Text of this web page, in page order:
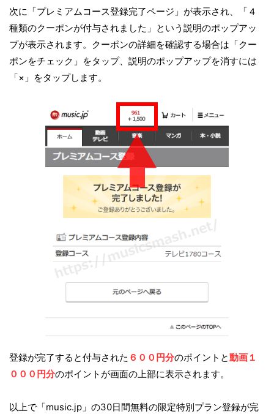
次に「プレミアムコース登録完了ページ」が表示され、「４
種類のクーポンが付与されました」という説明のポップアッ
プが表示されます。クーポンの詳細を確認する場合は「クー
ポンをチェック」をタップ、説明のポップアップを消すには
「×」をタップします。
登録が完了すると付与された ６００円分のポイントと動画１
０００円分のポイントが画面の上部に表示されます。
以上で「music.jp」の30日間無料の限定特別プラン登録が完